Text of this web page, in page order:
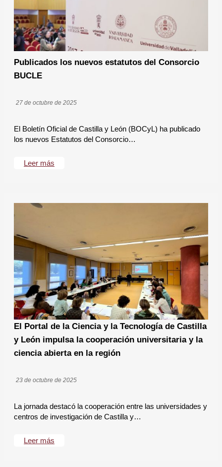
Publicados los nuevos estatutos del Consorcio
BUCLE
27 de octubre de 2025
El Boletín Oficial de Castilla y León (BOCyL) ha publicado
los nuevos Estatutos del Consorcio…
Leer más
El Portal de la Ciencia y la Tecnología de Castilla
y León impulsa la cooperación universitaria y la
ciencia abierta en la región
23 de octubre de 2025
La jornada destacó la cooperación entre las universidades y
centros de investigación de Castilla y…
Leer más